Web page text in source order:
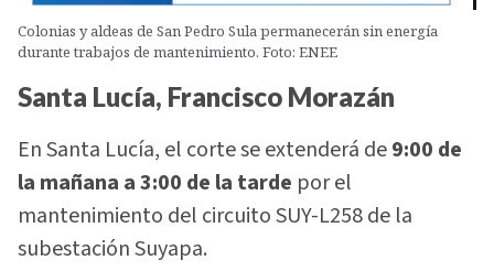
Colonias y aldeas de San Pedro Sula permanecerán sin energía
durante trabajos de mantenimiento. Foto: ENEE
Santa Lucía, Francisco Morazán
En Santa Lucía, el corte se extenderá de9:00 de
la mañana a 3:00 de la tarde por el
mantenimiento del circuito SUY-L258 de la
subestación Suyapa.